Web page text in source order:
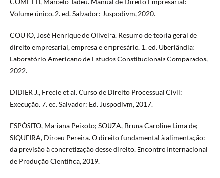
COMETTI, Marcelo Tadeu. Manual de Direito Empresarial:
Volume único. 2. ed. Salvador: Juspodivm, 2020.
COUTO, José Henrique de Oliveira. Resumo de teoria geral de
direito empresarial, empresa e empresário. 1. ed. Uberlândia:
Laboratório Americano de Estudos Constitucionais Comparados,
2022.
DIDIER J., Fredie et al. Curso de Direito Processual Civil:
Execução. 7. ed. Salvador: Ed. Juspodivm, 2017.
ESPÓSITO, Mariana Peixoto; SOUZA, Bruna Caroline Lima de;
SIQUEIRA, Dirceu Pereira. O direito fundamental à alimentação:
da previsão à concretização desse direito. Encontro Internacional
de Produção Científica, 2019.